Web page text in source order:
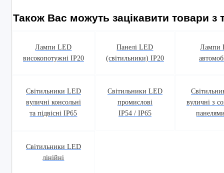
Також Вас можуть зацікавити товари з
Лампи LED
високопотужні IP20
Панелі LED
(світильники) IP20
Лампи
Світильники LED
вуличні консольні
та підвісні IP65
Світильники LED
промислові
IP54 / IP65
вуличні з
Світильники LED
лінійні